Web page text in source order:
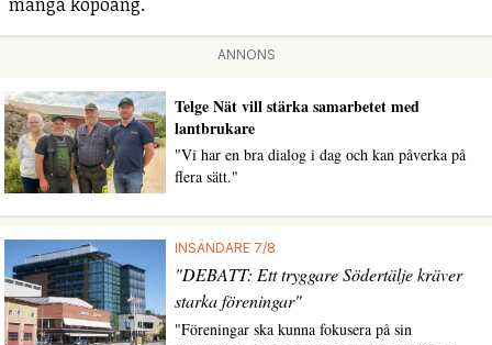
ANNONS
Telge Nät vill stärka samarbetet med
lantbrukare
"Vi har en bra dialog i dag och kan påverka på
flera sätt."
INSÄNDARE 7/8
"DEBATT: Ett tryggare Södertälje kräver
starka föreningar"
"Föreningar ska kunna fokusera på sin